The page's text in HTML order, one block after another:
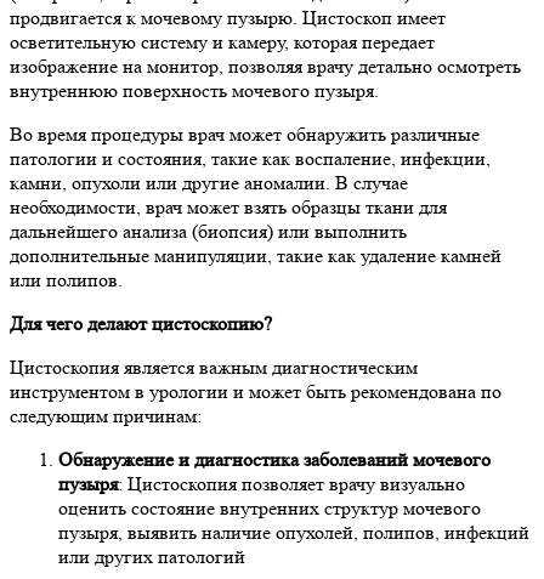
продвигается к мочевому пузырю. Цистоскоп имеет
осветительную систему и камеру, которая передает
изображение на монитор, позволяя врачу детально осмотреть
внутреннюю поверхность мочевого пузыря.
Во время процедуры врач может обнаружить различные
патологии и состояния, такие как воспаление, инфекции,
камни, опухоли или другие аномалии. В случае
необходимости, врач может взять образцы ткани для
дальнейшего анализа (биопсия) или выполнить
дополнительные манипуляции, такие как удаление камней
или полипов.
Для чего делают цистоскопию?
Цистоскопия является важным диагностическим
инструментом в урологии и может быть рекомендована по
следующим причинам:
Обнаружение и диагностика заболеваний мочевого
пузыря: Цистоскопия позволяет врачу визуально
оценить состояние внутренних структур мочевого
пузыря, выявить наличие опухолей, полипов, инфекций
или других патологий